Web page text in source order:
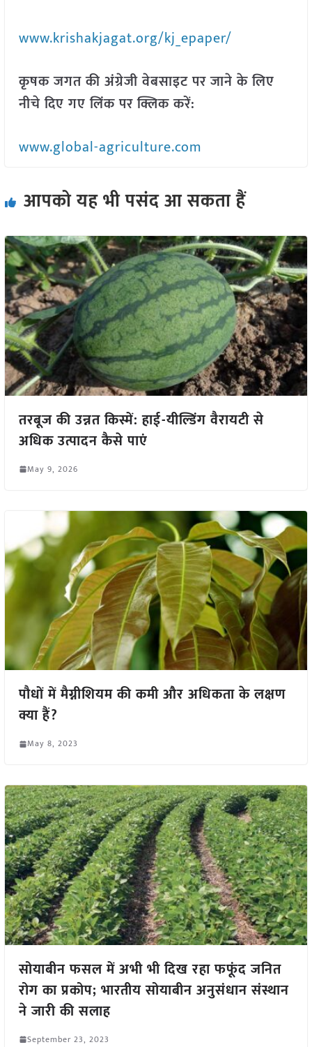
www.krishakjagat.org/kj_epaper/
कृषक जगत की अंग्रेजी वेबसाइट पर जाने के लिए
नीचे दिए गए लिंक पर क्लिक करें:
www.global-agriculture.com
आपको यह भी पसंद आ सकता हैं
तरबूज की उन्नत किस्में: हाई-यील्डिंग वैरायटी से
अधिक उत्पादन कैसे पाएं
May 9, 2026
पौधों में मैग्नीशियम की कमी और अधिकता के लक्षण
क्या हैं?
May 8, 2023
सोयाबीन फसल में अभी भी दिख रहा फफूंद जनित
रोग का प्रकोप; भारतीय सोयाबीन अनुसंधान संस्थान
ने जारी की सलाह
September 23, 2023